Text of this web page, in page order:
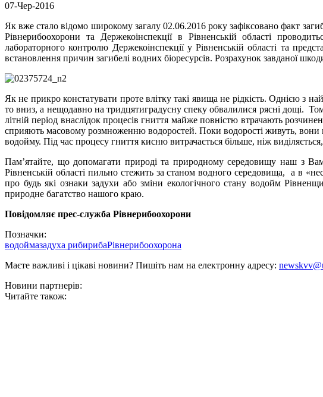
07-Чер-2016
Як вже стало відомо широкому загалу 02.06.2016 року зафіксовано факт
Рівнерибоохорони та Держекоінспекції в Рівненській області
лабораторного контролю Держекоінспекції у Рівненській області та
встановлення причин загибелі водних біоресурсів. Розрахунок завданої
Як не прикро констатувати проте влітку такі явища не рідкість. Однією з
то вниз, а нещодавно на тридцятиградусну спеку обвалилися рясні дощі.
літній період внаслідок процесів гниття майже повністю втрачають
сприяють масовому розмноженню водоростей. Поки водорості живуть, вони
водойму. Під час процесу гниття кисню витрачається більше, ніж
Пам’ятайте, що допомагати природі та природному середовищу наш з
Рівненській області пильно стежить за станом водного середовища, а в
про будь які ознаки задухи або зміни екологічного стану водойм
природне багатство нашого краю.
Повідомляє прес-служба Рівнерибоохорони
Позначки:
водоймазадуха рибирибаРівнерибоохорона
Маєте важливі і цікаві новини? Пишіть нам на електронну адресу:
Новини партнерів:
Читайте також: